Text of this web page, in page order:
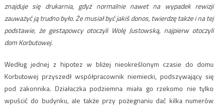
znajduje się drukarnia, gdyż normalnie nawet na wypadek rewizji
zauważyć ją trudno było. Że musiał być jakiś donos, twierdzę także i na tej
podstawie, że gestapowcy otoczyli Wolę Justowską, najpierw otoczyli
dom Korbutowej.
Według jednej z hipotez w bliżej nieokreślonym czasie do domu
Korbutowej przyszedł współpracownik niemiecki, podszywający się
pod zakonnika. Działaczka podziemna miała go rzekomo nie tylko
wpuścić do budynku, ale także przy pożegnaniu dać kilka numerów